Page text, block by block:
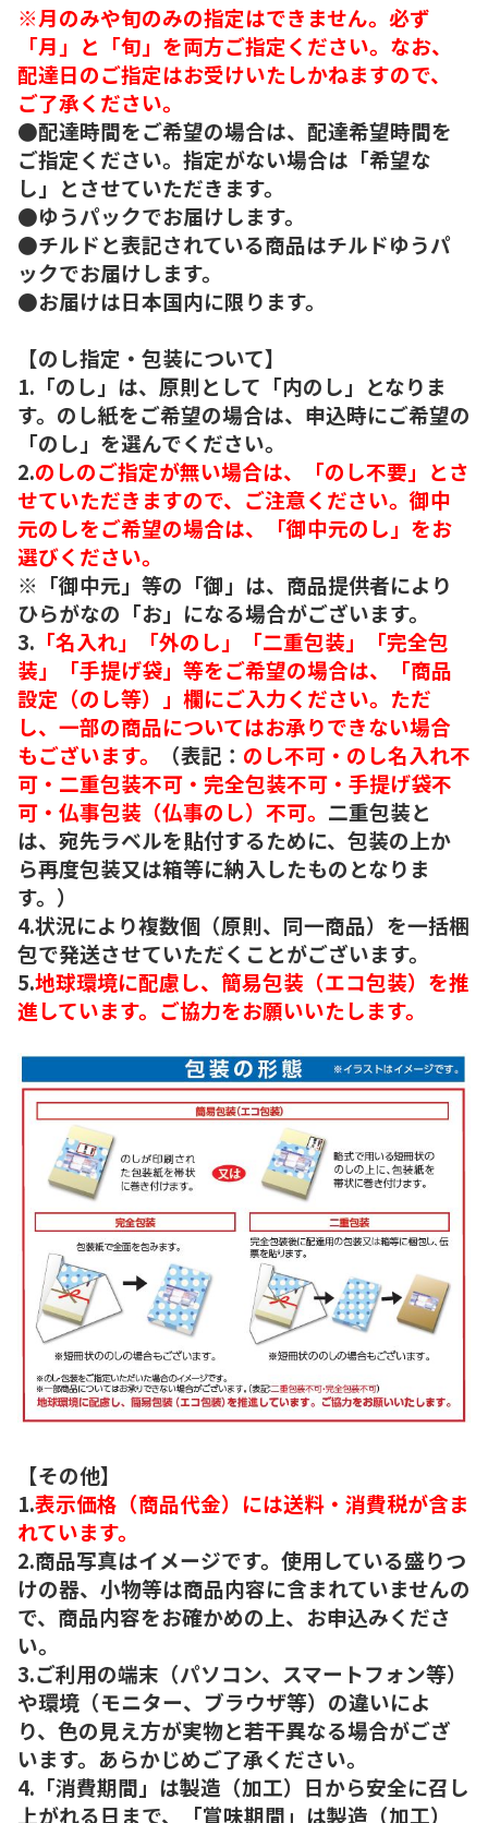
※月のみや旬のみの指定はできません。必ず
「月」と「旬」を両方ご指定ください。なお、
配達日のご指定はお受けいたしかねますので、
ご了承ください。
●配達時間をご希望の場合は、配達希望時間を
ご指定ください。指定がない場合は「希望な
し」とさせていただきます。
●ゆうパックでお届けします。
●チルドと表記されている商品はチルドゆうパ
ックでお届けします。
●お届けは日本国内に限ります。
【のし指定・包装について】
1.「のし」は、原則として「内のし」となりま
す。のし紙をご希望の場合は、申込時にご希望の
「のし」を選んでください。
2.のしのご指定が無い場合は、「のし不要」とさ
せていただきますので、ご注意ください。御中
元のしをご希望の場合は、「御中元のし」をお
選びください。
※「御中元」等の「御」は、商品提供者により
ひらがなの「お」になる場合がございます。
3. 「名入れ」「外のし」「二重包装」「完全包
装」「手提げ袋」等をご希望の場合は、「商品
設定（のし等）」欄にご入力ください。ただ
し、一部の商品についてはお承りできない場合
もございます。
（表記： のし不可・のし名入れ不
可・二重包装不可・完全包装不可・手提げ袋不
可・仏事包装（仏事のし）不可。 二重包装と
は、宛先ラベルを貼付するために、包装の上か
ら再度包装又は箱等に納入したものとなりま
す。）
4.状況により複数個（原則、同一商品）を一括梱
包で発送させていただくことがございます。
5.地球環境に配慮し、簡易包装（エコ包装）を推
進しています。ご協力をお願いいたします。
【その他】
1.表示価格（商品代金）には送料・消費税が含ま
れています。
2.商品写真はイメージです。使用している盛りつ
けの器、小物等は商品内容に含まれていませんの
で、商品内容をお確かめの上、お申込みくださ
い。
3.ご利用の端末（パソコン、スマートフォン等）
や環境（モニター、ブラウザ等）の違いによ
り、色の見え方が実物と若干異なる場合がござ
います。あらかじめご了承ください。
4.「消費期間」は製造（加工）日から安全に召し
上がれる日まで、「賞味期間」は製造（加工）